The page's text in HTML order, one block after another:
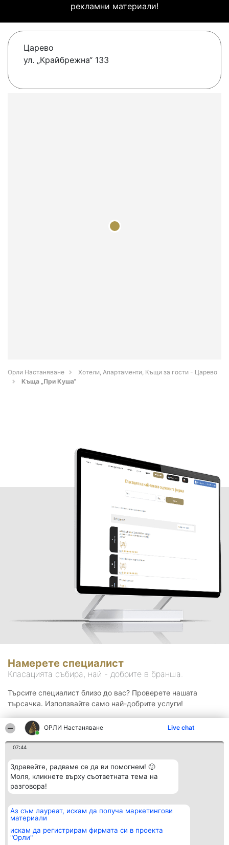
ОРЛИ Настаняване Live chat
07:44
Здравейте, радваме се да ви помогнем! 🙂
Моля, кликнете върху съответната тема на
разговора!
Аз съм лауреат, искам да получа маркетингови
материали
искам да регистрирам фирмата си в проекта
"Орли"
рекламни материали!
Царево
ул. „Крайбрежна“ 133
Орли Настаняване
Хотели, Апартаменти, Къщи за гости - Царево
Къща „При Куша“
Намерете специалист
Класацията събира, най - добрите в бранша.
Търсите специалист близо до вас? Проверете нашата
търсачка. Използвайте само най-добрите услуги!
Организатор на
класиране
BulevardulAleea Timișul De
Sus Nr. 2, Bl. A30, Sc. A, Et.
Класация
всички
Контакти